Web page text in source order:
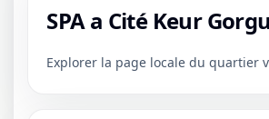
SPA a Cité Keur
Explorer la page locale du quartier